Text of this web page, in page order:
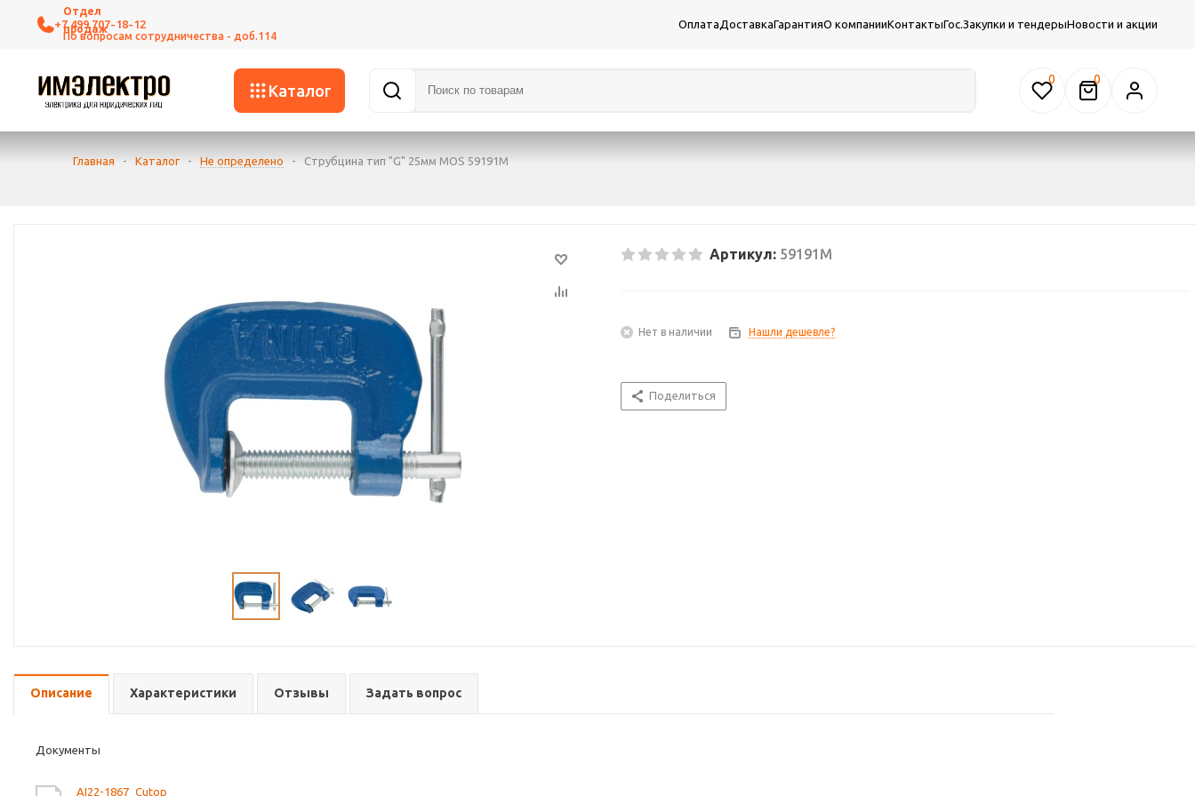
+7 499 707-18-12 ОплатаДоставкаГарантияО компанииКонтактыГос.Закупки и тендерыНовости и акции
Каталог
0
Главная - Каталог - Не определено - Струбцина тип "G" 25мм MOS 59191М
Артикул: 59191М
Нет в наличии Нашли дешевле?
Поделиться
Описание Характеристики Отзывы Задать вопрос
Документы
AI22-1867_Cutop